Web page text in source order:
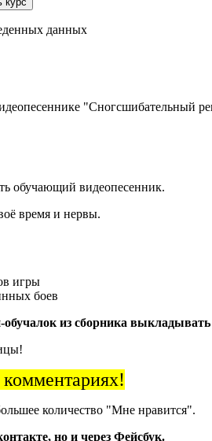
"Сногсшибательный
обучающий видеопесенник.
время и нервы.
игры
боев
обучалок из сборника
количество "Мне нравится".
но и через Фейсбук.
данных